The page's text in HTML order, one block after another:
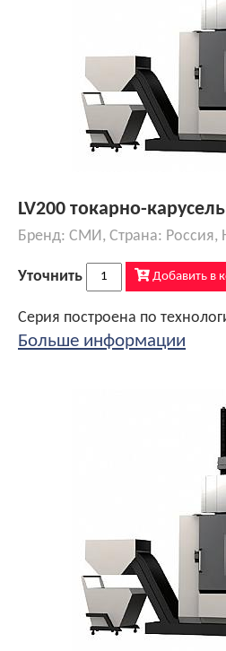
LV200 токарно-
Бренд: СМИ, Страна: Россия,
Уточнить Добавить в
Конструктивные особенности
Конструктив соответствует требованиям и разработкам в области современного станкостроения – монолитная конструкция станины и стола, а также рамная (коробчатая) конструкция, обеспечивающая
Больше информации